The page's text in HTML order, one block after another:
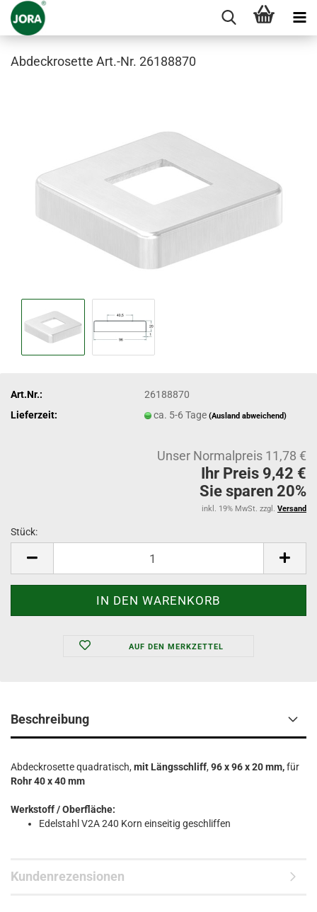
Abdeckrosette Art.-Nr. 26188870
Art.Nr.:
26188870
Lieferzeit:
ca. 5-6 Tage(Ausland abweichend)
Unser Normalpreis 11,78 €
Ihr Preis 9,42 €
Sie sparen 20%
inkl. 19% MwSt. zzgl. Versand
Stück:
AUF DEN MERKZETTEL
Beschreibung
Abdeckrosette quadratisch, mit Längsschliff, 96 x 96 x 20 mm,für
Rohr 40 x 40 mm
Werkstoff / Oberfläche:
Edelstahl V2A 240 Korn einseitig geschliffen
Kundenrezensionen